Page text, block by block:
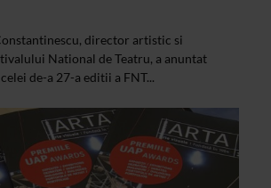
director artistic si
National de Teatru, a anuntat
de-a 27-a editii a FNT...